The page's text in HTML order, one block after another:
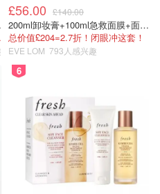
瓶装
头
£56.00 £140.00
200ml卸妆膏+100ml急救面膜+面霜+洁颜布
总价值£204=2.7折！闭眼冲这套！
EVE LOM 793人感兴趣
6